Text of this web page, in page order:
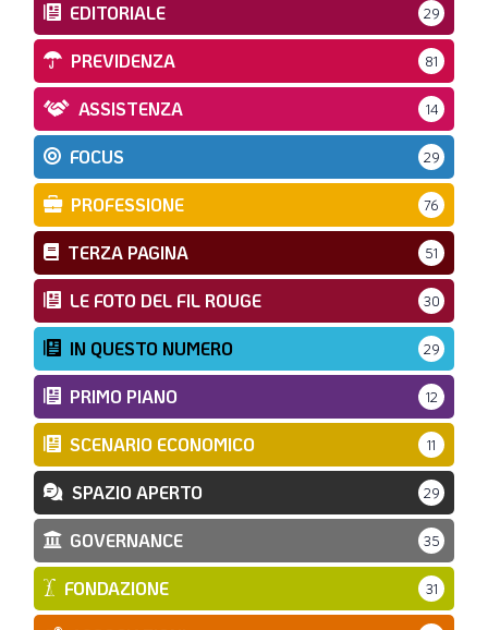
EDITORIALE 29
PREVIDENZA 81
ASSISTENZA 14
FOCUS 29
PROFESSIONE 76
TERZA PAGINA 51
LE FOTO DEL FIL ROUGE 30
IN QUESTO NUMERO 29
PRIMO PIANO 12
SCENARIO ECONOMICO 11
SPAZIO APERTO 29
GOVERNANCE 35
FONDAZIONE 31